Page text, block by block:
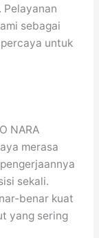
Pelayanan
sebagai
untuk
NARA
merasa
sekali.
benar kuat
yang sering